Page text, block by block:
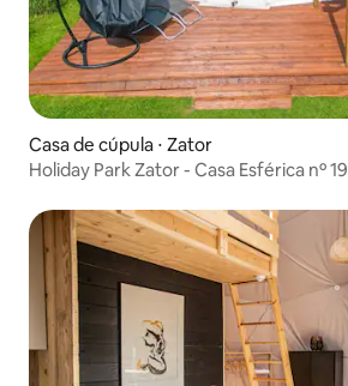
Casa de cúpula ⋅ Zator
Holiday Park Zator - Casa Esférica nº 19